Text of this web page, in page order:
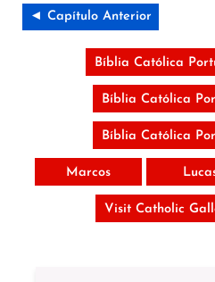
◄ Capítulo Anterior
Bíblia Católica
Bíblia Católica
Bíblia Católica
Marcos
Visit Catholic